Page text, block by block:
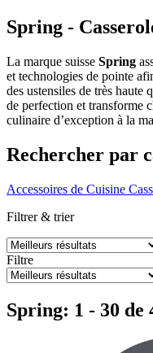
Spring -
La marque suisse Spring
et technologies de pointe
des ustensiles de très haute
de perfection et transforme
culinaire d’exception à la
Rechercher par
Accessoires de Cuisine
Filtrer & trier
Filtre
Spring: 1 - 30 de